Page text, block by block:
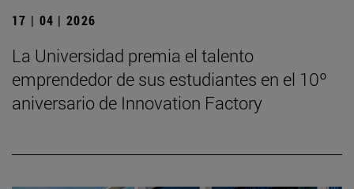
17 | 04 | 2026
La Universidad premia el talento
emprendedor de sus estudiantes en el 10º
aniversario de Innovation Factory